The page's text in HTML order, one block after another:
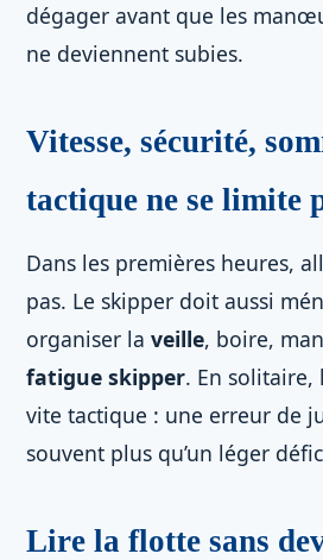
dégager avant que les
ne deviennent subies.
Vitesse, sécurité,
tactique ne se limite
Dans les premières heures,
pas. Le skipper doit aussi
organiser la veille, boire,
fatigue skipper. En
vite tactique : une erreur de
souvent plus qu’un léger
Lire la flotte sans